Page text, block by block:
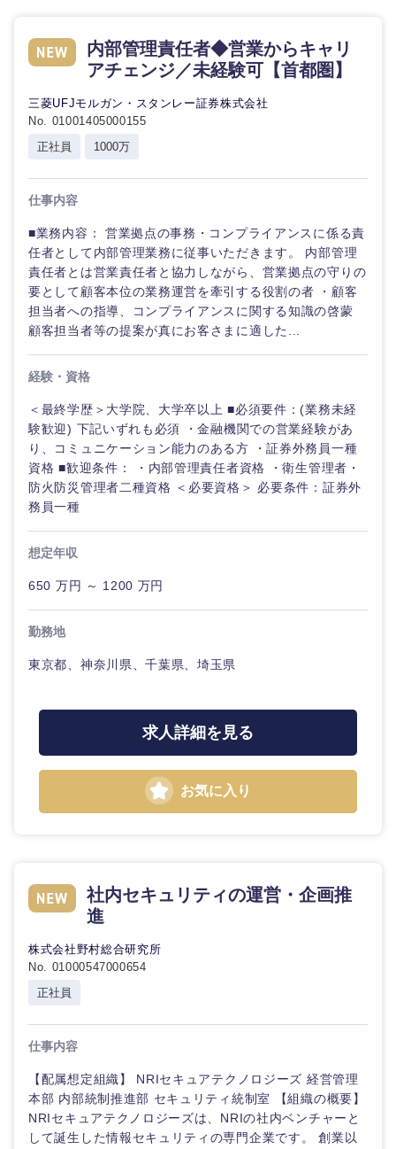
富山県
福井県
内部管理責任者◆営業からキャリ
アチェンジ／未経験可【首都圏】
三菱UFJモルガン・スタンレー証券株式会社
No. 01001405000155
正社員
1000万
仕事内容
■業務内容： 営業拠点の事務・コンプライアンスに係る責
任者として内部管理業務に従事いただきます。 内部管理
責任者とは営業責任者と協力しながら、営業拠点の守りの
要として顧客本位の業務運営を牽引する役割の者 ・顧客
担当者への指導、コンプライアンスに関する知識の啓蒙
顧客担当者等の提案が真にお客さまに適した...
経験・資格
＜最終学歴＞大学院、大学卒以上 ■必須要件：(業務未経
験歓迎) 下記いずれも必須 ・金融機関での営業経験があ
り、コミュニケーション能力のある方 ・証券外務員一種
資格 ■歓迎条件： ・内部管理責任者資格 ・衛生管理者・
防火防災管理者二種資格 ＜必要資格＞ 必要条件：証券外
務員一種
想定年収
650 万円 ～ 1200 万円
勤務地
東京都、神奈川県、千葉県、埼玉県
求人詳細を見る
お気に入り
社内セキュリティの運営・企画推
進
株式会社野村総合研究所
No. 01000547000654
正社員
仕事内容
【配属想定組織】 NRIセキュアテクノロジーズ 経営管理
本部 内部統制推進部 セキュリティ統制室 【組織の概要】
NRIセキュアテクノロジーズは、NRIの社内ベンチャーと
して誕生した情報セキュリティの専門企業です。 創業以